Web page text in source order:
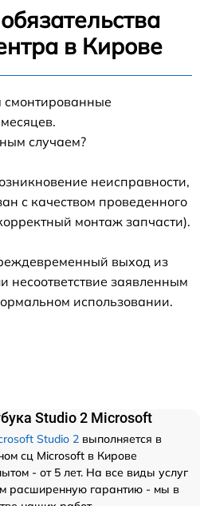
в Кирове
смонтированные
случаем?
неисправности,
с качеством проведенного
монтаж запчасти).
выход из
несоответствие заявленным
использовании.
Studio 2 Microsoft
Studio 2 выполняется в
сц Microsoft в Кирове
- от 5 лет. На все виды услуг
расширенную гарантию - мы в